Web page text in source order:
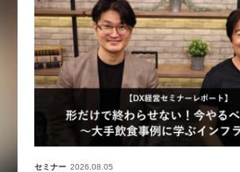
セミナー 2026.08.05